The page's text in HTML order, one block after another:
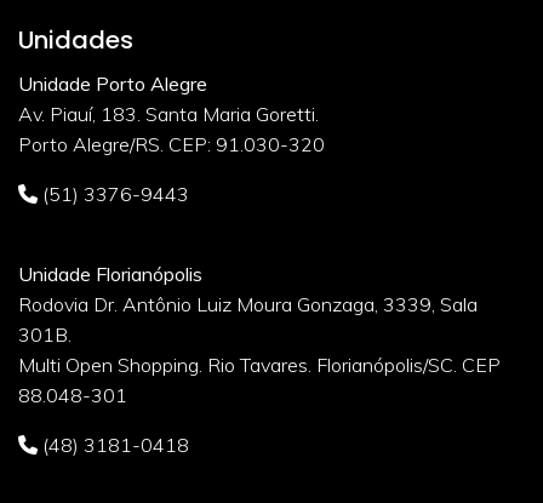
Unidades
Unidade Porto Alegre
Av. Piauí, 183. Santa Maria Goretti.
Porto Alegre/RS. CEP: 91.030-320
(51) 3376-9443
Unidade Florianópolis
Rodovia Dr. Antônio Luiz Moura Gonzaga, 3339, Sala
301B.
Multi Open Shopping. Rio Tavares. Florianópolis/SC. CEP
88.048-301
(48) 3181-0418